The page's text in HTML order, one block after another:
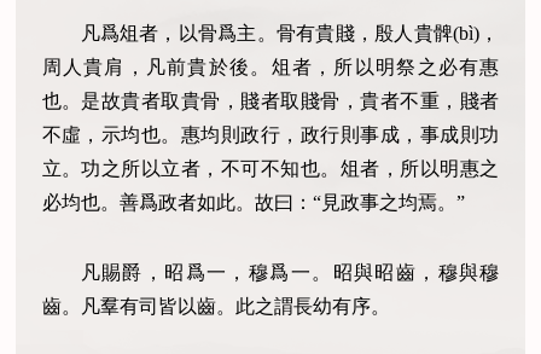
凡爲俎者，以骨爲主。骨有貴賤，殷人貴髀(bì)，
周人貴肩，凡前貴於後。俎者，所以明祭之必有惠
也。是故貴者取貴骨，賤者取賤骨，貴者不重，賤者
不虛，示均也。惠均則政行，政行則事成，事成則功
立。功之所以立者，不可不知也。俎者，所以明惠之
必均也。善爲政者如此。故曰：“見政事之均焉。”
凡賜爵，昭爲一，穆爲一。昭與昭齒，穆與穆
齒。凡羣有司皆以齒。此之謂長幼有序。